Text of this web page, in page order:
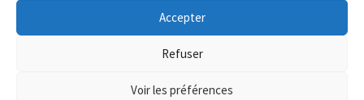
Accepter
Refuser
Voir les préférences
The physical record shop will be closed from july 30th to
august 17th included. Online orders will start shipping on
august 18th.